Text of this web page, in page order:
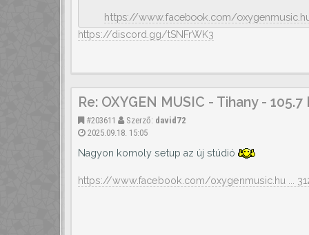
https://www.facebook.com/oxygenmusic.hu
https://discord.gg/tSNFrWK3
Re: OXYGEN MUSIC - Tihany - 105.7
#203611 Szerző: david72
2025.09.18. 15:05
Nagyon komoly setup az új stúdió
https://www.facebook.com/oxygenmusic.hu ...